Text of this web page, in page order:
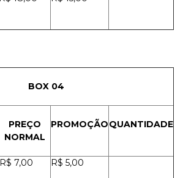
BOX 04
PREÇO
NORMAL
PROMOÇÃOQUANTIDADE
R$ 7,00 R$ 5,00